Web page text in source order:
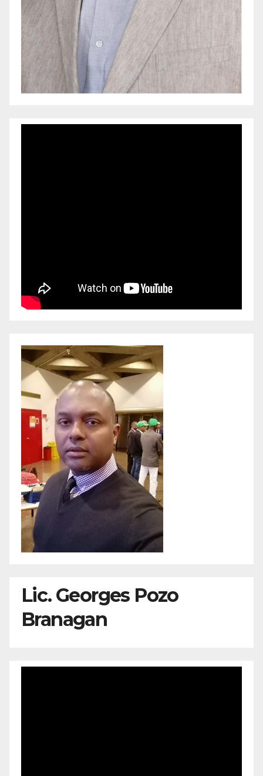
Lic. Georges Pozo
Branagan